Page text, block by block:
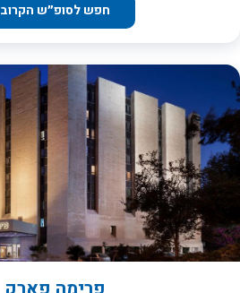
חפש לסופ״ש הקרוב